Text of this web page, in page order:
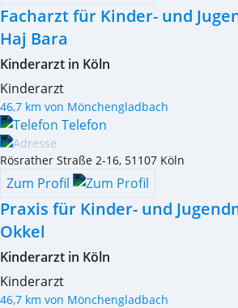
Facharzt für Kinder- und
Haj Bara
Kinderarzt in Köln
Kinderarzt
46,7 km von Mönchengladbach
Telefon
Rösrather Straße 2-16, 51107 Köln
Zum Profil
Praxis für Kinder- und
Okkel
Kinderarzt in Köln
Kinderarzt
46,7 km von Mönchengladbach